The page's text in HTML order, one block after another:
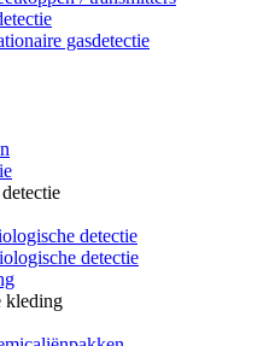
gasdetectie
detectie
detectie
kleding